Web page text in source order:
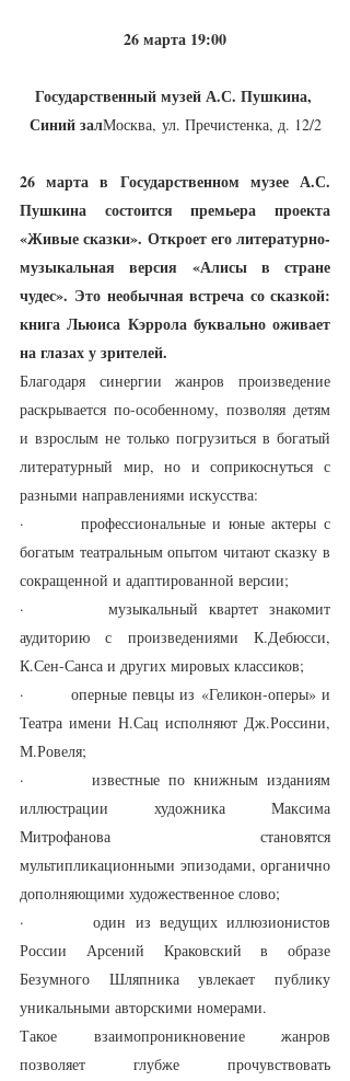
26 марта 19:00
Государственный музей А.С. Пушкина,
Синий залМосква, ул. Пречистенка, д. 12/2
26 марта в Государственном музее А.С.
Пушкина состоится премьера проекта
«Живые сказки». Откроет его литературно-
музыкальная версия «Алисы в стране
чудес». Это необычная встреча со сказкой:
книга Льюиса Кэррола буквально оживает
на глазах у зрителей.
Благодаря синергии жанров произведение
раскрывается по-особенному, позволяя детям
и взрослым не только погрузиться в богатый
литературный мир, но и соприкоснуться с
разными направлениями искусства:
·       профессиональные и юные актеры с
богатым театральным опытом читают сказку в
сокращенной и адаптированной версии;
·       музыкальный квартет знакомит
аудиторию с произведениями К.Дебюсси,
К.Сен-Санса и других мировых классиков;
·       оперные певцы из «Геликон-оперы» и
Театра имени Н.Сац исполняют Дж.Россини,
М.Ровеля;
·       известные по книжным изданиям
иллюстрации художника Максима
Митрофанова становятся
мультипликационными эпизодами, органично
дополняющими художественное слово;
·       один из ведущих иллюзионистов
России Арсений Краковский в образе
Безумного Шляпника увлекает публику
уникальными авторскими номерами.
Такое взаимопроникновение жанров
позволяет глубже прочувствовать